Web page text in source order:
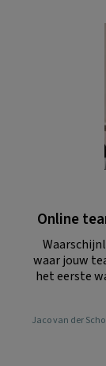
Online
waar jouw
het eerste
Jaco van der